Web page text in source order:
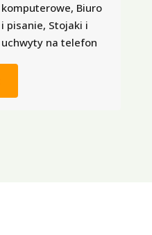
komputerowe, Biuro
i pisanie, Stojaki i
uchwyty na telefon